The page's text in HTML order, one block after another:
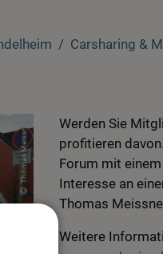
Carsharing &
Thomas Meissner
Werden Sie
profitieren
Forum mit
Interesse an
Thomas
Weitere